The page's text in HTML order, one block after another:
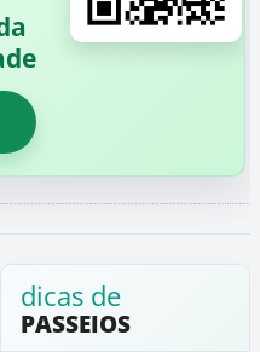
dicas de
PASSEIOS